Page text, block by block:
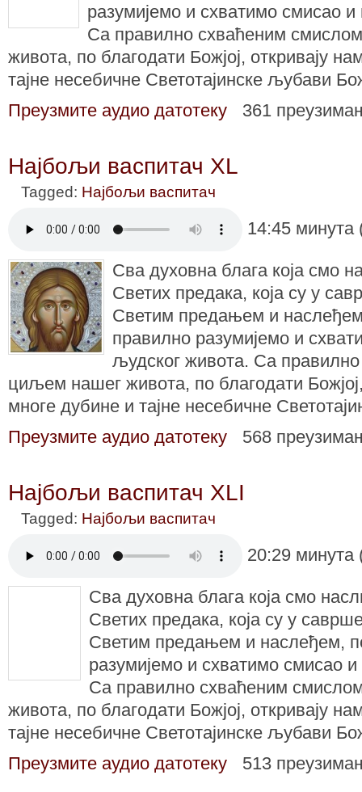
разумијемо и схватимо смисао
Са правилно схваћеним
живота, по благодати Божјој, откривају
тајне несебичне Светотајинске љубави
Преузмите аудио датотеку
361
Најбољи васпитач XL
Tagged: Најбољи васпитач
14:45
Сва духовна блага која смо
Светих предака, која су у
Светим предањем и
правилно разумијемо и
људског живота. Са
циљем нашег живота, по благодати
многе дубине и тајне несебичне
Преузмите аудио датотеку
568
Најбољи васпитач XLI
Tagged: Најбољи васпитач
20:29
Сва духовна блага која смо
Светих предака, која су у
Светим предањем и наслеђем,
разумијемо и схватимо смисао
Са правилно схваћеним
живота, по благодати Божјој, откривају
тајне несебичне Светотајинске љубави
Преузмите аудио датотеку
513